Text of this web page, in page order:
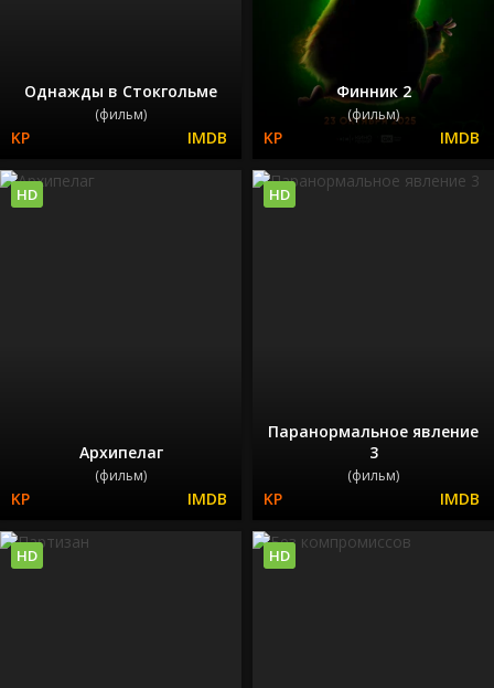
Однажды в Стокгольме
(фильм)
Финник 2
(фильм)
Архипелаг
(фильм)
HD
Паранормальное явление
3
(фильм)
HD
HD HD